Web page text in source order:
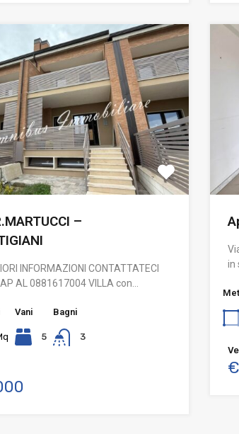
–
INFORMAZIONI CONTATTATECI
AL 0881617004 VILLA con…
Vani
5
Bagni
3
in